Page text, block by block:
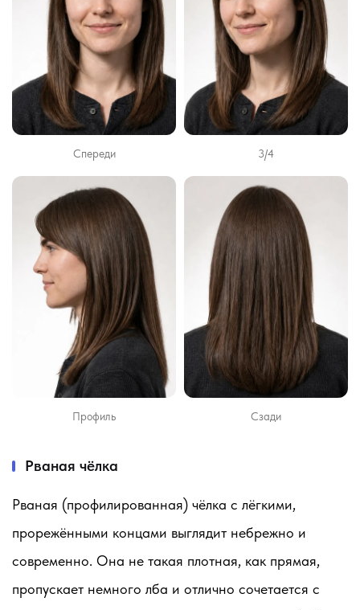
Спереди 3/4
Профиль Сзади
Рваная чёлка
Рваная (профилированная) чёлка с лёгкими,
прорежёнными концами выглядит небрежно и
современно. Она не такая плотная, как прямая,
пропускает немного лба и отлично сочетается с